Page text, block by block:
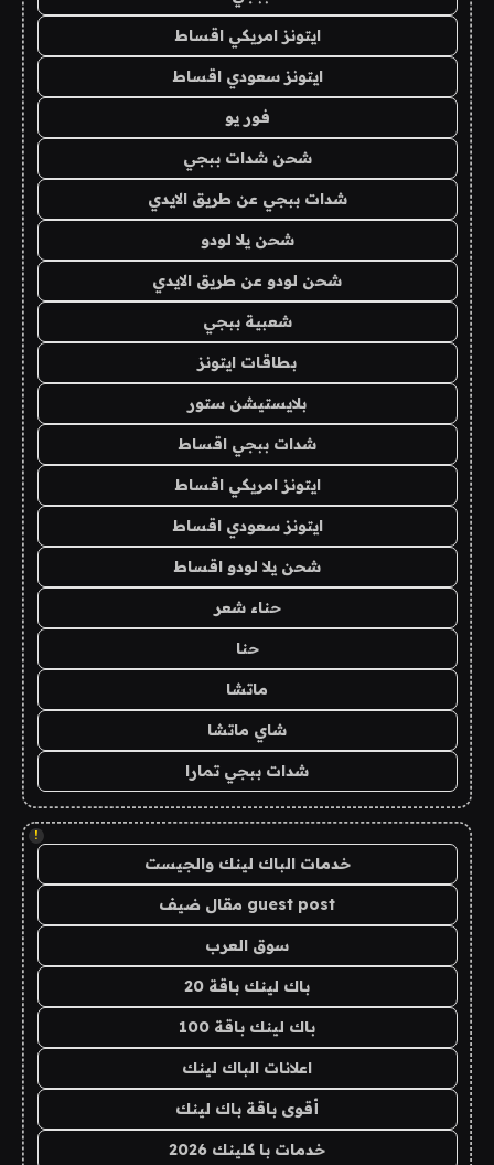
ايتونز امريكي اقساط
ايتونز سعودي اقساط
فور يو
شحن شدات ببجي
شدات ببجي عن طريق الايدي
شحن يلا لودو
شحن لودو عن طريق الايدي
شعبية ببجي
بطاقات ايتونز
بلايستيشن ستور
شدات ببجي اقساط
ايتونز امريكي اقساط
ايتونز سعودي اقساط
شحن يلا لودو اقساط
حناء شعر
حنا
ماتشا
شاي ماتشا
شدات ببجي تمارا
!
خدمات الباك لينك والجيست
guest post مقال ضيف
سوق العرب
باك لينك باقة 20
باك لينك باقة 100
اعلانات الباك لينك
أقوى باقة باك لينك
خدمات با كلينك 2026